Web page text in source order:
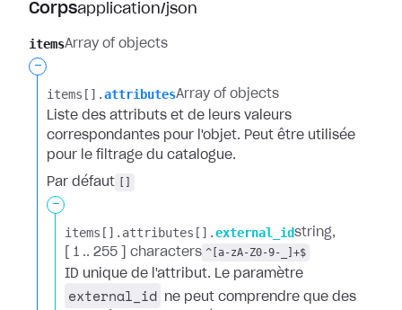
Corpsapplication/json
itemsArray of objects
-
items[].​attributesArray of objects
Liste des attributs et de leurs valeurs
correspondantes pour l'objet. Peut être utilisée
pour le filtrage du catalogue.
Par défaut
-
items[].​ attributes[].​external_idstring
[ 1 .. 255 ] characters ^[a-zA-Z0-9-_]+$
ID unique de l'attribut. Le paramètre
external_id
ne peut comprendre que des